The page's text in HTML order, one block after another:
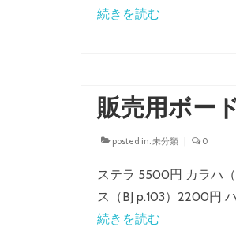
続きを読む
販売用ボー
posted in:未分類 0
ステラ 5500円 カラハ（
ス（BJ p.103）2200円
続きを読む